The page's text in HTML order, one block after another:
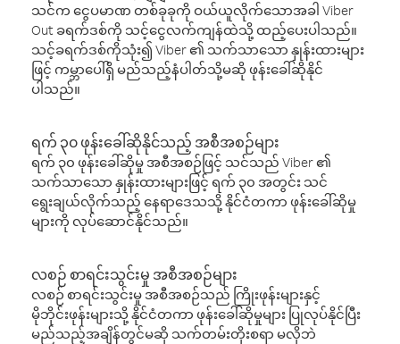
သင်က ငွေပမာဏ တစ်ခုခုကို ဝယ်ယူလိုက်သောအခါ Viber
Out ခရက်ဒစ်ကို သင့်ငွေလက်ကျန်ထဲသို့ ထည့်ပေးပါသည်။
သင့်ခရက်ဒစ်ကိုသုံး၍ Viber ၏ သက်သာသော နှုန်းထားများ
ဖြင့် ကမ္ဘာပေါ်ရှိ မည်သည့်နံပါတ်သို့မဆို ဖုန်းခေါ်ဆိုနိုင်
ပါသည်။
ရက် ၃၀ ဖုန်းခေါ်ဆိုနိုင်သည့် အစီအစဉ်များ
ရက် ၃၀ ဖုန်းခေါ်ဆိုမှု အစီအစဉ်ဖြင့် သင်သည် Viber ၏
သက်သာသော နှုန်းထားများဖြင့် ရက် ၃၀ အတွင်း သင်
ရွေးချယ်လိုက်သည့် နေရာဒေသသို့ နိုင်ငံတကာ ဖုန်းခေါ်ဆိုမှု
များကို လုပ်ဆောင်နိုင်သည်။
လစဉ် စာရင်းသွင်းမှု အစီအစဉ်များ
လစဉ် စာရင်းသွင်းမှု အစီအစဉ်သည် ကြိုးဖုန်းများနှင့်
မိုဘိုင်းဖုန်းများသို့ နိုင်ငံတကာ ဖုန်းခေါ်ဆိုမှုများ ပြုလုပ်နိုင်ပြီး
မည်သည့်အချိန်တွင်မဆို သက်တမ်းတိုးစရာ မလိုဘဲ